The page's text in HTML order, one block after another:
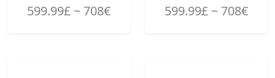
599.99£ ~ 708€ 599.99£ ~ 708€